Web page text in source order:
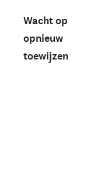
Wacht op
opnieuw
toewijzen